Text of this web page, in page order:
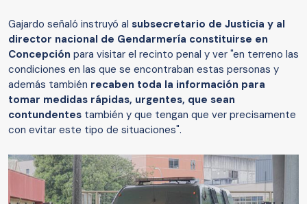
Gajardo señaló instruyó al subsecretario de Justicia y al
director nacional de Gendarmería constituirse en
Concepción para visitar el recinto penal y ver "en terreno las
condiciones en las que se encontraban estas personas y
además también recaben toda la información para
tomar medidas rápidas, urgentes, que sean
contundentes también y que tengan que ver precisamente
con evitar este tipo de situaciones".